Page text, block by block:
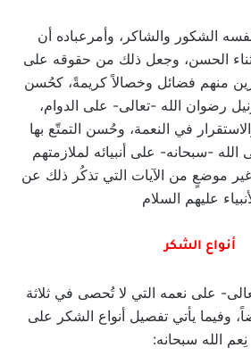
الشكور والشاكر، وأمرعباده أن
الحسن، وجعل ذلك من حقوقه على
منهم فضائل وخصالاً كريمةً، كحُسن
رضوان الله -تعالى- على الدوام،
في النعمة، وحُسن التمتّع بها
-سبحانه- على أنبيائه لملازمتهم
موضعٍ من الآيات التي تذكُر ذلك عن
عليهم السلام
أنواع الشكر
على نعمه التي لا تُحصى في ثلاثة
وفيما يأتي تفصيل أنواع الشكر على
نِعم الله سبحانه: